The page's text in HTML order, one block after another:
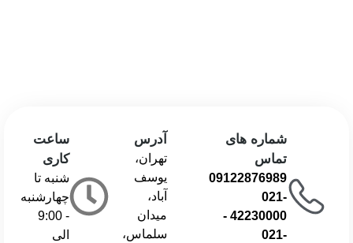
شماره های
تماس
09122876989
021-
42230000
-
021-
آدرس
تهران،
یوسف
آباد،
میدان
سلماس،
ساعت
کاری
شنبه تا
چهارشنبه
- 9:00
الی